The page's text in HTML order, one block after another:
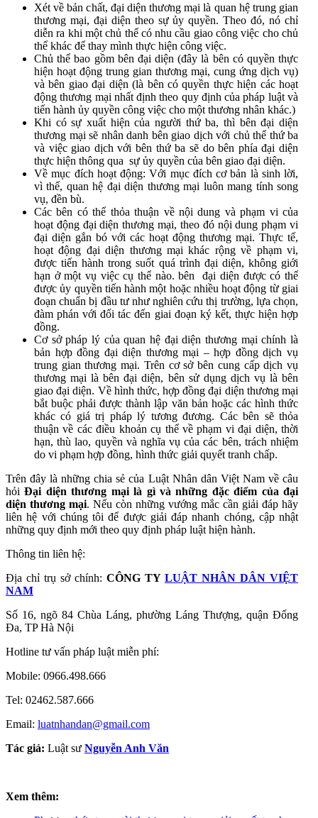
Xét về bản chất, đại diện thương mại là quan hệ trung gian
thương mại, đại diện theo sự ủy quyền. Theo đó, nó chỉ
diễn ra khi một chủ thể có nhu cầu giao công việc cho chủ
thể khác để thay mình thực hiện công việc.
Chủ thể bao gồm bên đại diện (đây là bên có quyền thực
hiện hoạt động trung gian thương mại, cung ứng dịch vụ)
và bên giao đại diện (là bên có quyền thực hiện các hoạt
động thương mại nhất định theo quy định của pháp luật và
tiến hành ủy quyền công việc cho một thương nhân khác.)
Khi có sự xuất hiện của người thứ ba, thì bên đại diện
thương mại sẽ nhân danh bên giao dịch với chủ thể thứ ba
và việc giao dịch với bên thứ ba sẽ do bên phía đại diện
thực hiện thông qua sự ủy quyền của bên giao đại diện.
Về mục đích hoạt động: Với mục đích cơ bản là sinh lời,
vì thế, quan hệ đại diện thương mại luôn mang tính song
vụ, đền bù.
Các bên có thể thỏa thuận về nội dung và phạm vi của
hoạt động đại diện thương mại, theo đó nội dung phạm vi
đại diện gắn bó với các hoạt động thương mại. Thực tế,
hoạt động đại diện thương mại khác rộng về phạm vi,
được tiến hành trong suốt quá trình đại diện, không giới
hạn ở một vụ việc cụ thể nào. bên đại diện được có thể
được ủy quyền tiến hành một hoặc nhiều hoạt động từ giai
đoạn chuẩn bị đầu tư như nghiên cứu thị trường, lựa chọn,
đàm phán với đối tác đến giai đoạn ký kết, thực hiện hợp
đồng.
Cơ sở pháp lý của quan hệ đại diện thương mại chính là
bản hợp đồng đại diện thương mại – hợp đồng dịch vụ
trung gian thương mại. Trên cơ sở bên cung cấp dịch vụ
thương mại là bên đại diện, bên sử dụng dịch vụ là bên
giao đại diện. Về hình thức, hợp đồng đại diện thương mại
bắt buộc phải được thành lập văn bản hoặc các hình thức
khác có giá trị pháp lý tương đương. Các bên sẽ thỏa
thuận về các điều khoản cụ thể về phạm vi đại diện, thời
hạn, thù lao, quyền và nghĩa vụ của các bên, trách nhiệm
do vi phạm hợp đồng, hình thức giải quyết tranh chấp.
Trên đây là những chia sẻ của Luật Nhân dân Việt Nam về câu
hỏiĐại diện thương mại là gì và những đặc điểm của đại
diện thương mại. Nếu còn những vướng mắc cần giải đáp hãy
liên hệ với chúng tôi để được giải đáp nhanh chóng, cập nhật
những quy định mới theo quy định pháp luật hiện hành.
Thông tin liên hệ:
Địa chỉ trụ sở chính: CÔNG TY LUẬT NHÂN DÂN VIỆT
NAM
Số 16, ngõ 84 Chùa Láng, phường Láng Thượng, quận Đống
Đa, TP Hà Nội
Hotline tư vấn pháp luật miễn phí:
Mobile: 0966.498.666
Tel: 02462.587.666
Email: luatnhandan@gmail.com
Tác giả: Luật sư Nguyễn Anh Văn
Xem thêm: